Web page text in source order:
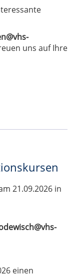
uns auf Ihre
21.09.2026 in
einen